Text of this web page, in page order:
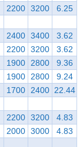
2200 3200 6.25
2400 3400
3.62
2200 3200
3.62
1900 2800
9.36
1900 2800
9.24
1700 2400 22.44
2200 3200
4.83
2000 3000 4.83